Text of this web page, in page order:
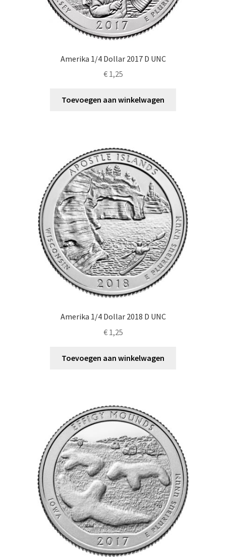
Amerika 1/4 Dollar 2017 D UNC
€1,25
Toevoegen aan winkelwagen
Amerika 1/4 Dollar 2018 D UNC
€1,25
Toevoegen aan winkelwagen